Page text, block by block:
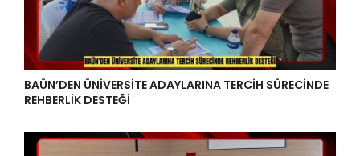
BAÜN’DEN ÜNİVERSİTE ADAYLARINA TERCİH SÜRECİNDE
REHBERLİK DESTEĞİ